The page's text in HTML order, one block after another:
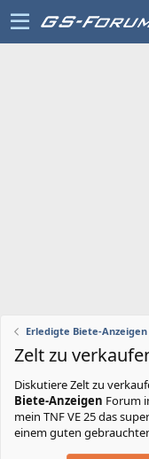
Erledigte Biete-Anzeigen
Zelt zu
DiskutiereZelt zu
Biete-Anzeigen Forum
mein TNF VE 25 das
einem guten